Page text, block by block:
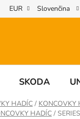
EUR Slovenčina
SKODA
HADÍC / KONCOVKY
HADÍC /